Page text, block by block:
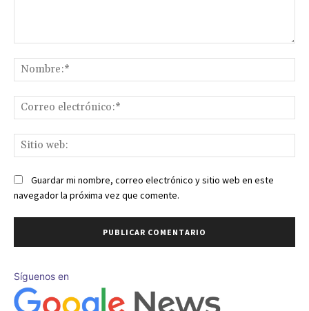
Guardar mi nombre, correo electrónico y sitio web en este
navegador la próxima vez que comente.
Síguenos en